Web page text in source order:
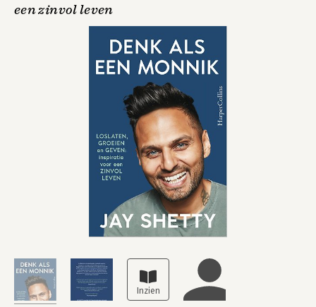
een zinvol leven